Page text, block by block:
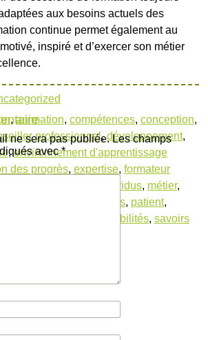
aux besoins actuels des
continue permet également au
inspiré et d’exercer son métier
,animation, compétences, conception,
professionnel,développement,
,environnement d'apprentissage
des progrès, expertise, formateur
individus, métier,
des apprenants, patient,
responsabilités, savoirs
ne sera pas publiée. Les champs
avec*